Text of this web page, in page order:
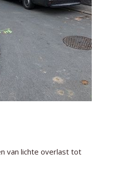
van lichte overlast tot